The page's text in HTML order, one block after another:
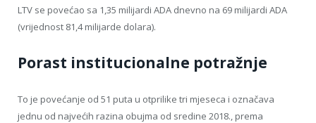
LTV se povećao sa 1,35 milijardi ADA dnevno na 69 milijardi ADA
(vrijednost 81,4 milijarde dolara).
Porast institucionalne potražnje
To je povećanje od 51 puta u otprilike tri mjeseca i označava
jednu od najvećih razina obujma od sredine 2018., prema